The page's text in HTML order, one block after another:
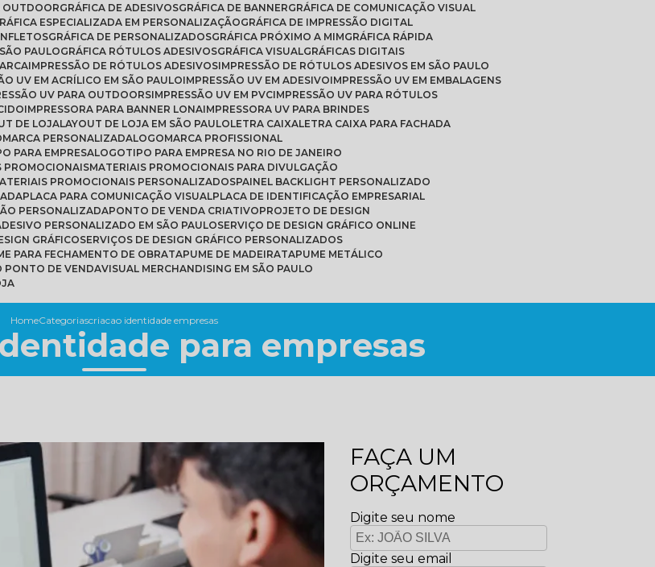
OUTDOOR GRÁFICA DE ADESIVOS GRÁFICA DE BANNER
GRÁFICA DE COMUNICAÇÃO VISUAL
GRÁFICA ESPECIALIZADA EM PERSONALIZAÇÃO
GRÁFICA DE IMPRESSÃO DIGITAL
GRÁFICA DE PERSONALIZADOS GRÁFICA PRÓXIMO A MIM
GRÁFICA RÁPIDA
PAULO GRÁFICA RÓTULOS ADESIVOS GRÁFICA VISUAL
GRÁFICAS DIGITAIS
IMPRESSÃO DE RÓTULOS ADESIVOS IMPRESSÃO DE RÓTULOS ADESIVOS EM SÃO PAULO
UV EM ACRÍLICO EM SÃO PAULO IMPRESSÃO UV EM ADESIVO IMPRESSÃO UV EM EMBALAGENS
UV PARA OUTDOORS IMPRESSÃO UV EM PVC IMPRESSÃO UV PARA RÓTULOS
IMPRESSORA PARA BANNER LONA IMPRESSORA UV PARA BRINDES
DE LOJA LAYOUT DE LOJA EM SÃO PAULO LETRA CAIXA LETRA CAIXA PARA FACHADA
PERSONALIZADA LOGOMARCA PROFISSIONAL
PARA EMPRESA LOGOTIPO PARA EMPRESA NO RIO DE JANEIRO
PROMOCIONAIS
MATERIAIS PROMOCIONAIS PARA DIVULGAÇÃO
MATERIAIS PROMOCIONAIS PERSONALIZADOS PAINEL BACKLIGHT PERSONALIZADO
PLACA PARA COMUNICAÇÃO VISUAL
PLACA DE IDENTIFICAÇÃO EMPRESARIAL
PERSONALIZADA PONTO DE VENDA CRIATIVO
PROJETO DE DESIGN
PERSONALIZADO EM SÃO PAULO SERVIÇO DE DESIGN GRÁFICO ONLINE
GRÁFICO SERVIÇOS DE DESIGN GRÁFICO PERSONALIZADOS
PARA FECHAMENTO DE OBRA TAPUME DE MADEIRA
TAPUME METÁLICO
PONTO DE VENDA VISUAL MERCHANDISING EM SÃO PAULO
HomeCategoriascriacao identidade empresas
para empresas
FAÇA UM
ORÇAMENTO
Digite seu nome
Digite seu email